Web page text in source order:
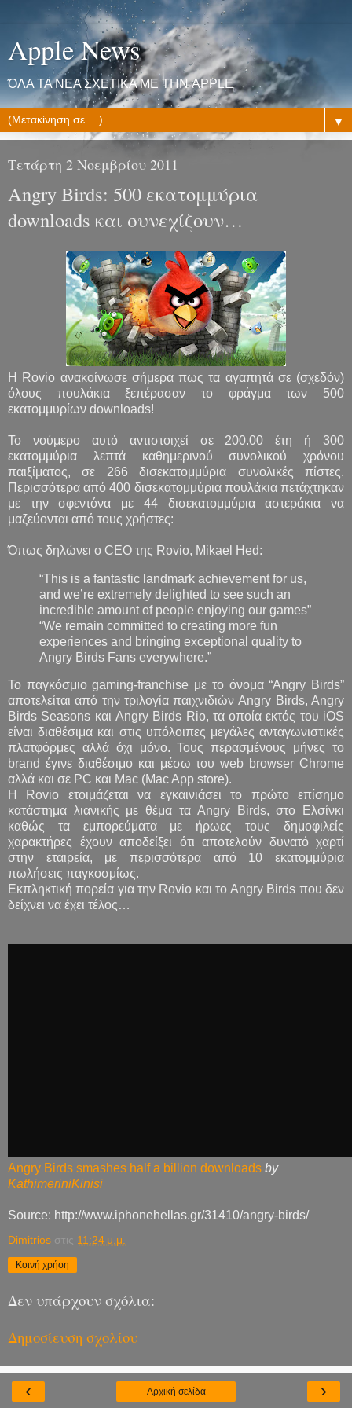
Apple News
ΌΛΑ ΤΑ ΝΕΑ ΣΧΕΤΙΚΑ ΜΕ ΤΗΝ APPLE
▼
Τετάρτη 2 Νοεμβρίου 2011
Angry Birds: 500 εκατομμύρια
downloads και συνεχίζουν…
Η Rovio ανακοίνωσε σήμερα πως τα αγαπητά σε (σχεδόν)
όλους πουλάκια ξεπέρασαν το φράγμα των 500
εκατομμυρίων downloads!
Το νούμερο αυτό αντιστοιχεί σε 200.00 έτη ή 300
εκατομμύρια λεπτά καθημερινού συνολικού χρόνου
παιξίματος, σε 266 δισεκατομμύρια συνολικές πίστες.
Περισσότερα από 400 δισεκατομμύρια πουλάκια πετάχτηκαν
με την σφεντόνα με 44 δισεκατομμύρια αστεράκια να
μαζεύονται από τους χρήστες:
Όπως δηλώνει ο CEO της Rovio, Mikael Hed:
“This is a fantastic landmark achievement for us,
and we’re extremely delighted to see such an
incredible amount of people enjoying our games”
“We remain committed to creating more fun
experiences and bringing exceptional quality to
Angry Birds Fans everywhere.”
Το παγκόσμιο gaming-franchise με το όνομα “Angry Birds”
αποτελείται από την τριλογία παιχνιδιών Angry Birds, Angry
Birds Seasons και Angry Birds Rio, τα οποία εκτός του iOS
είναι διαθέσιμα και στις υπόλοιπες μεγάλες ανταγωνιστικές
πλατφόρμες αλλά όχι μόνο. Τους περασμένους μήνες το
brand έγινε διαθέσιμο και μέσω του web browser Chrome
αλλά και σε PC και Mac (Mac App store).
Η Rovio ετοιμάζεται να εγκαινιάσει το πρώτο επίσημο
κατάστημα λιανικής με θέμα τα Angry Birds, στο Ελσίνκι
καθώς τα εμπορεύματα με ήρωες τους δημοφιλείς
χαρακτήρες έχουν αποδείξει ότι αποτελούν δυνατό χαρτί
στην εταιρεία, με περισσότερα από 10 εκατομμύρια
πωλήσεις παγκοσμίως.
Εκπληκτική πορεία για την Rovio και το Angry Birds που δεν
δείχνει να έχει τέλος…
Angry Birds smashes half a billion downloads by
KathimeriniKinisi
Source: http://www.iphonehellas.gr/31410/angry-birds/
Dimitrios στις 11:24 μ.μ.
Κοινή χρήση
Δεν υπάρχουν σχόλια:
Δημοσίευση σχολίου
‹ ›
Αρχική σελίδα